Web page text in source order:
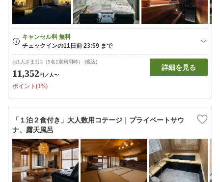
お1人さま1泊（5名1室利用時） (税込)
11,352円 ／人〜
ポイント(1%)
詳細を見る
「１泊２食付き」大人数用コテージ｜プライベートサウ
ナ、露天風呂